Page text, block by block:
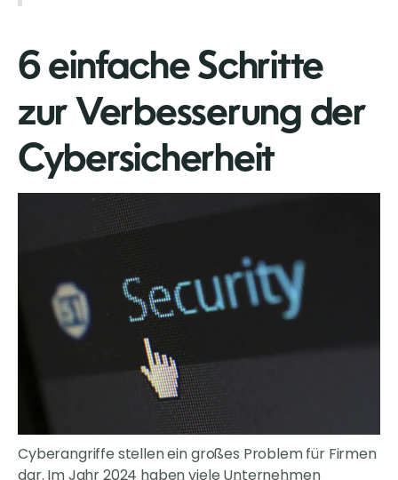
6 einfache Schritte
zur Verbesserung der
Cybersicherheit
Cyberangriffe stellen ein großes Problem für Firmen
dar. Im Jahr 2024 haben viele Unternehmen